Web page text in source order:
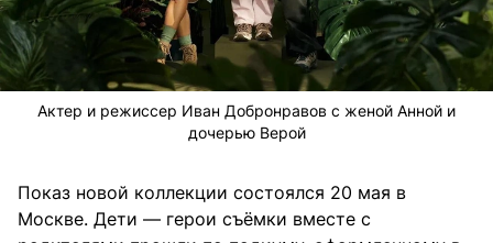
Актер и режиссер Иван Добронравов с женой Анной и
дочерью Верой
Показ новой коллекции состоялся 20 мая в
Москве. Дети — герои съёмки вместе с